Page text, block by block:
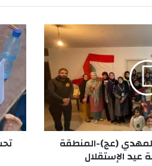
المهدي (عج)-المنطقة
عيد الإستقلال
تحت
عنوان
"
صغار
"
اقامت
باقة
البراعم